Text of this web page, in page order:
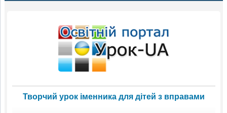
Творчий урок іменника для дітей з вправами